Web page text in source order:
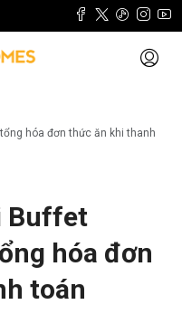
hóa đơn thức ăn khi thanh
Buffet
hóa đơn
toán